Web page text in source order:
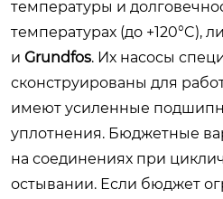
температуры и
температурах (до +120°C),
и Grundfos. Их насосы
сконструированы для
имеют усиленные
уплотнения. Бюджетные
на соединениях при
остывании. Если бюджет